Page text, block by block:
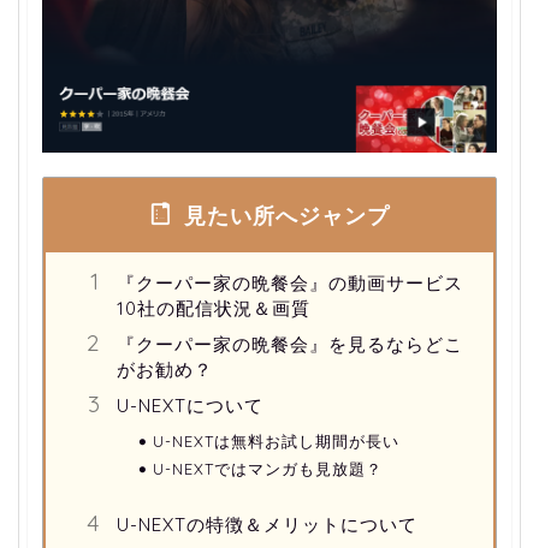
見たい所へジャンプ
『クーパー家の晩餐会』の動画サービス
10社の配信状況＆画質
『クーパー家の晩餐会』を見るならどこ
がお勧め？
U-NEXTについて
U-NEXTは無料お試し期間が長い
U-NEXTではマンガも見放題？
U-NEXTの特徴＆メリットについて